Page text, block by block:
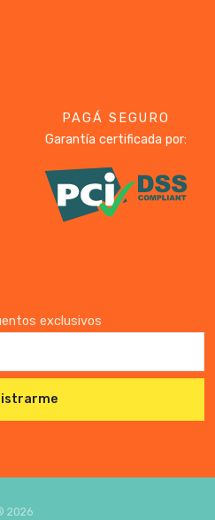
PAGÁ SEGURO
Garantía certificada por:
exclusivos
2026